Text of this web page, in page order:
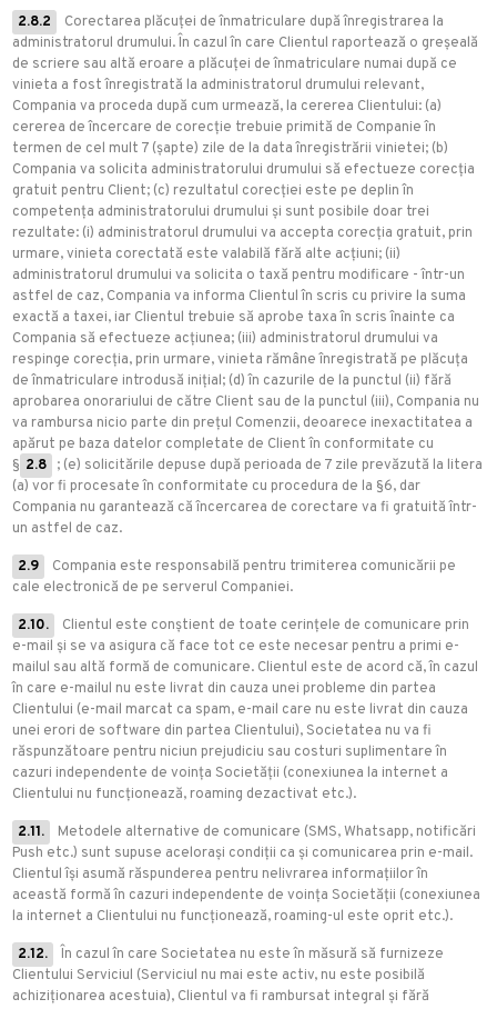
2.8.2
Corectarea plăcuței de înmatriculare după înregistrarea la
administratorul drumului. În cazul în care Clientul raportează o greșeală
de scriere sau altă eroare a plăcuței de înmatriculare numai după ce
vinieta a fost înregistrată la administratorul drumului relevant,
Compania va proceda după cum urmează, la cererea Clientului: (a)
cererea de încercare de corecție trebuie primită de Companie în
termen de cel mult 7 (șapte) zile de la data înregistrării vinietei; (b)
Compania va solicita administratorului drumului să efectueze corecția
gratuit pentru Client; (c) rezultatul corecției este pe deplin în
competența administratorului drumului și sunt posibile doar trei
rezultate: (i) administratorul drumului va accepta corecția gratuit, prin
urmare, vinieta corectată este valabilă fără alte acțiuni; (ii)
administratorul drumului va solicita o taxă pentru modificare - într-un
astfel de caz, Compania va informa Clientul în scris cu privire la suma
exactă a taxei, iar Clientul trebuie să aprobe taxa în scris înainte ca
Compania să efectueze acțiunea; (iii) administratorul drumului va
respinge corecția, prin urmare, vinieta rămâne înregistrată pe plăcuța
de înmatriculare introdusă inițial; (d) în cazurile de la punctul (ii) fără
aprobarea onorariului de către Client sau de la punctul (iii), Compania nu
va rambursa nicio parte din prețul Comenzii, deoarece inexactitatea a
apărut pe baza datelor completate de Client în conformitate cu
§ 2.8
; (e) solicitările depuse după perioada de 7 zile prevăzută la litera
(a) vor fi procesate în conformitate cu procedura de la §6, dar
Compania nu garantează că încercarea de corectare va fi gratuită într-
un astfel de caz.
2.9
Compania este responsabilă pentru trimiterea comunicării pe
cale electronică de pe serverul Companiei.
2.10.
Clientul este conștient de toate cerințele de comunicare prin
e-mail și se va asigura că face tot ce este necesar pentru a primi e-
mailul sau altă formă de comunicare. Clientul este de acord că, în cazul
în care e-mailul nu este livrat din cauza unei probleme din partea
Clientului (e-mail marcat ca spam, e-mail care nu este livrat din cauza
unei erori de software din partea Clientului), Societatea nu va fi
răspunzătoare pentru niciun prejudiciu sau costuri suplimentare în
cazuri independente de voința Societății (conexiunea la internet a
Clientului nu funcționează, roaming dezactivat etc.).
2.11.
Metodele alternative de comunicare (SMS, Whatsapp, notificări
Push etc.) sunt supuse acelorași condiții ca și comunicarea prin e-mail.
Clientul își asumă răspunderea pentru nelivrarea informațiilor în
această formă în cazuri independente de voința Societății (conexiunea
la internet a Clientului nu funcționează, roaming-ul este oprit etc.).
2.12.
În cazul în care Societatea nu este în măsură să furnizeze
Clientului Serviciul (Serviciul nu mai este activ, nu este posibilă
achiziționarea acestuia), Clientul va fi rambursat integral și fără